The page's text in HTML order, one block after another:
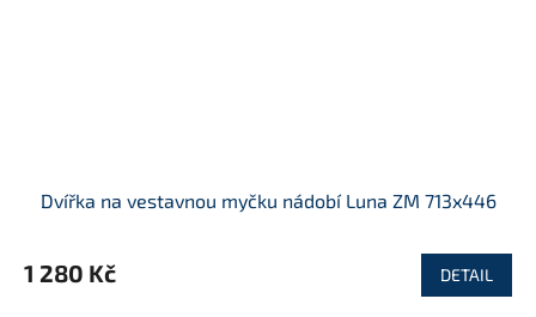
Dvířka na vestavnou myčku nádobí Luna ZM 713x446
1 280 Kč DETAIL